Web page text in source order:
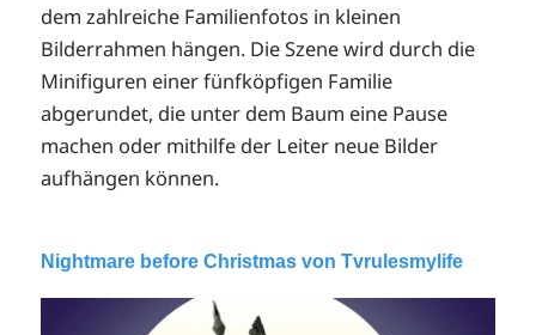
dem zahlreiche Familienfotos in kleinen
Bilderrahmen hängen. Die Szene wird durch die
Minifiguren einer fünfköpfigen Familie
abgerundet, die unter dem Baum eine Pause
machen oder mithilfe der Leiter neue Bilder
aufhängen können.
Nightmare before Christmas von Tvrulesmylife